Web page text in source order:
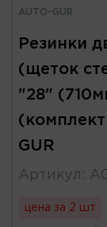
AUTO-GUR
Резинки
(щеток
"28"
GUR
Артикул :
цена за 2 шт